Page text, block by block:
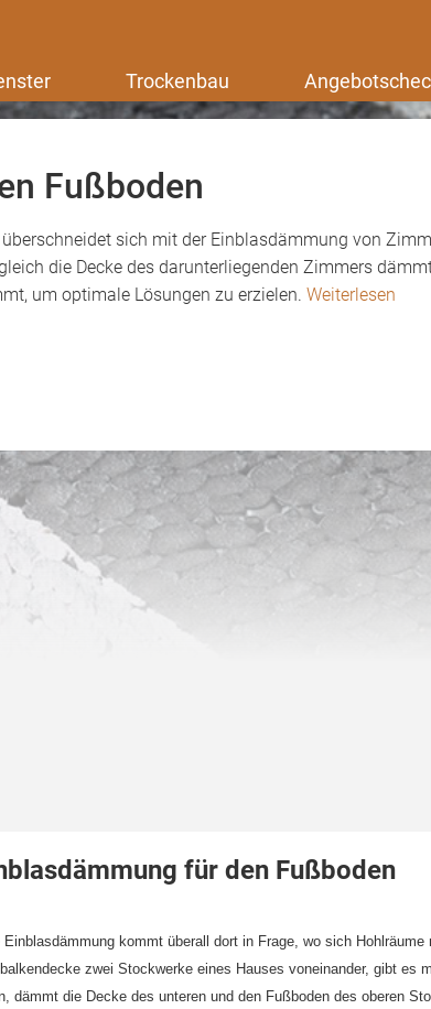
Trockenbau
Fußboden
sich mit der Einblasdämmung von
die Decke des darunterliegenden Zimmers
um optimale Lösungen zu erzielen. Weiterlesen
für den Fußboden
Einblasdämmung kommt überall dort in Frage, wo sich
zwei Stockwerke eines Hauses voneinander, gibt es
dämmt die Decke des unteren und den Fußboden des oberen